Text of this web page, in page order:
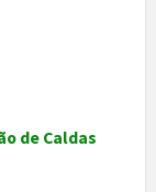
de Caldas